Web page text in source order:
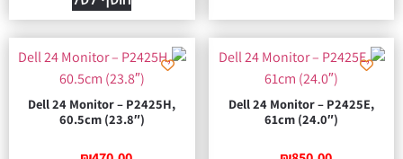
Dell 24 Monitor – P2425E,
61cm (24.0″)
Dell 24 Monitor – P2425H,
60.5cm (23.8″)